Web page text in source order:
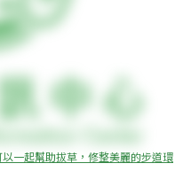
一起幫助拔草，修整美麗的步道環